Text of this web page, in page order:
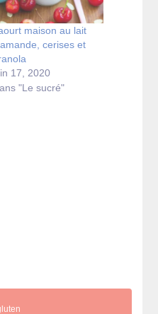
maison au lait
cerises et
17, 2020
"Le sucré"